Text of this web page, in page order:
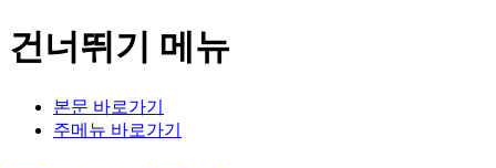
건너뛰기 메뉴
본문 바로가기
주메뉴 바로가기